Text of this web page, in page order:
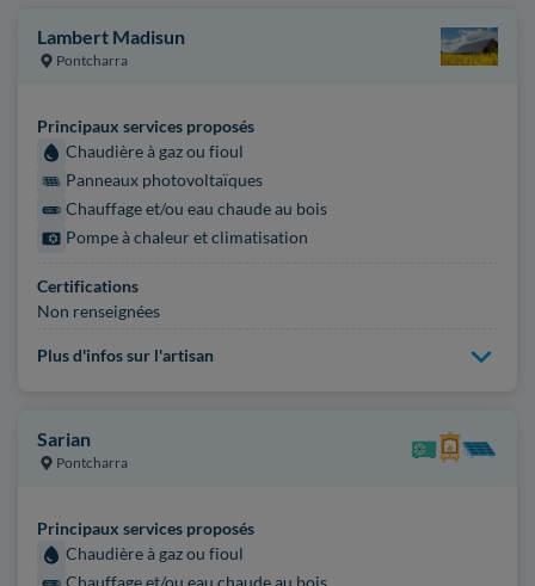
Lambert Madisun
Pontcharra
Principaux services proposés
Chaudière à gaz ou fioul
Panneaux photovoltaïques
Chauffage et/ou eau chaude au bois
Pompe à chaleur et climatisation
Certifications
Non renseignées
Plus d'infos sur l'artisan
Sarian
Pontcharra
Principaux services proposés
Chaudière à gaz ou fioul
Chauffage et/ou eau chaude au bois